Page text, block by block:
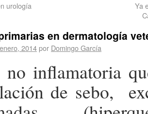
urología
Ya
en dermatología
2014por Domingo García
no inflamatoria
de sebo,